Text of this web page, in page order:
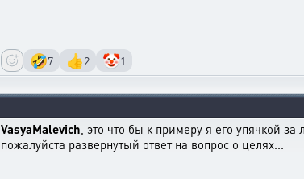
🤣7 👍2 🤡1
VasyaMalevich, это что бы к примеру я его упячкой
пожалуйста развернутый ответ на вопрос о целях...